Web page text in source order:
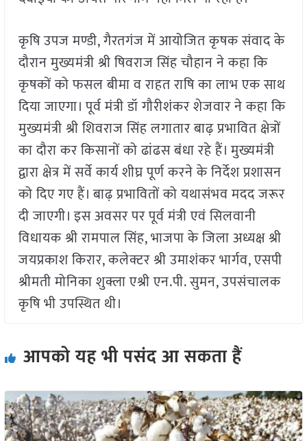
कृषि उपज मण्डी, गैरतगंज में आयोजित कृषक संवाद के
दौरान मुख्यमंत्री श्री षिवराज सिंह चौहान ने कहा कि
कृषकों को फसल बीमा व राहत राषि का लाभ एक साथ
दिया जाएगा। पूर्व मंत्री डॉ गौरीशंकर शेजवार ने कहा कि
मुख्यमंत्री श्री शिवराज सिंह लगातार बाढ़ प्रभावित क्षेत्रों
का दौरा कर किसानों को ढांढस बंधा रहे हैं। मुख्यमंत्री
द्वारा क्षेत्र में सर्वे कार्य शीघ्र पूर्ण करने के निर्देश प्रशासन
को दिए गए हैं। बाढ़ प्रभावितों को यथासंभव मदद जरूर
दी जाएगी। इस अवसर पर पूर्व मंत्री एवं सिलवानी
विधायक श्री रामपाल सिंह, भाजपा के जिला अध्यक्ष श्री
जयप्रकाश किरार, कलेक्टर श्री उमाशंकर भार्गव, एसपी
श्रीमती मोनिका शुक्ला एश्री एन.पी. सुमन, उपसंचालक
कृषि भी उपस्थित थी।
आपको यह भी पसंद आ सकता हैं